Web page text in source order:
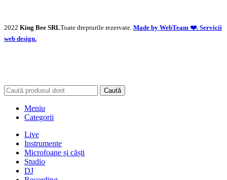
2022 King Bee SRLToate drepturile rezervate. Made by WebTeam ❤️. Servicii
web design.
Caută
Meniu
Categorii
Live
Instrumente
Microfoane și căști
Studio
DJ